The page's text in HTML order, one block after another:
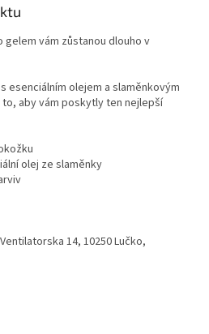
vám zůstanou dlouho v
esenciálním olejem a slaměnkovým
aby vám poskytly ten nejlepší
olej ze slaměnky
14, 10250 Lučko,